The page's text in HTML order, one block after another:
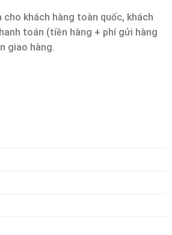
cho khách hàng toàn quốc, khách
toán (tiền hàng + phí gửi hàng
giao hàng.